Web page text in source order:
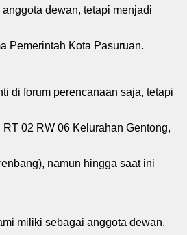
dewan, tetapi menjadi
Pemerintah Kota Pasuruan.
di forum perencanaan saja, tetapi
02 RW 06 Kelurahan Gentong,
namun hingga saat ini
miliki sebagai anggota dewan,